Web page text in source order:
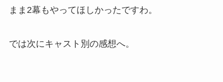
まま2幕もやってほしかったですわ。
では次にキャスト別の感想へ。